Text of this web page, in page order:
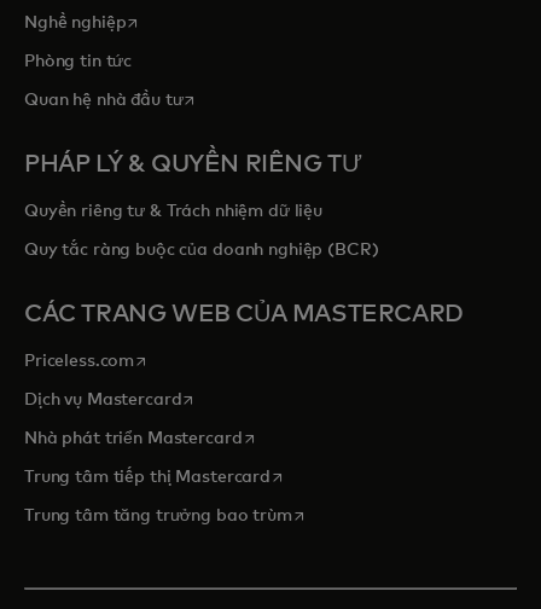
Nghề nghiệpopens in a new tab
Phòng tin tức
Quan hệ nhà đầu tưopens in a new tab
PHÁP LÝ & QUYỀN RIÊNG TƯ
Quyền riêng tư & Trách nhiệm dữ liệu
Quy tắc ràng buộc của doanh nghiệp (BCR)
CÁC TRANG WEB CỦA MASTERCARD
Priceless.com opens in a new tab
Dịch vụ Mastercardopens in a new tab
Nhà phát triển Mastercardopens in a new tab
Trung tâm tiếp thị Mastercardopens in a new tab
Trung tâm tăng trưởng bao trùmopens in a new tab